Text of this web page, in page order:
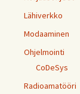
Lähiverkko
Modaaminen
Ohjelmointi
CoDeSys
Radioamatööri